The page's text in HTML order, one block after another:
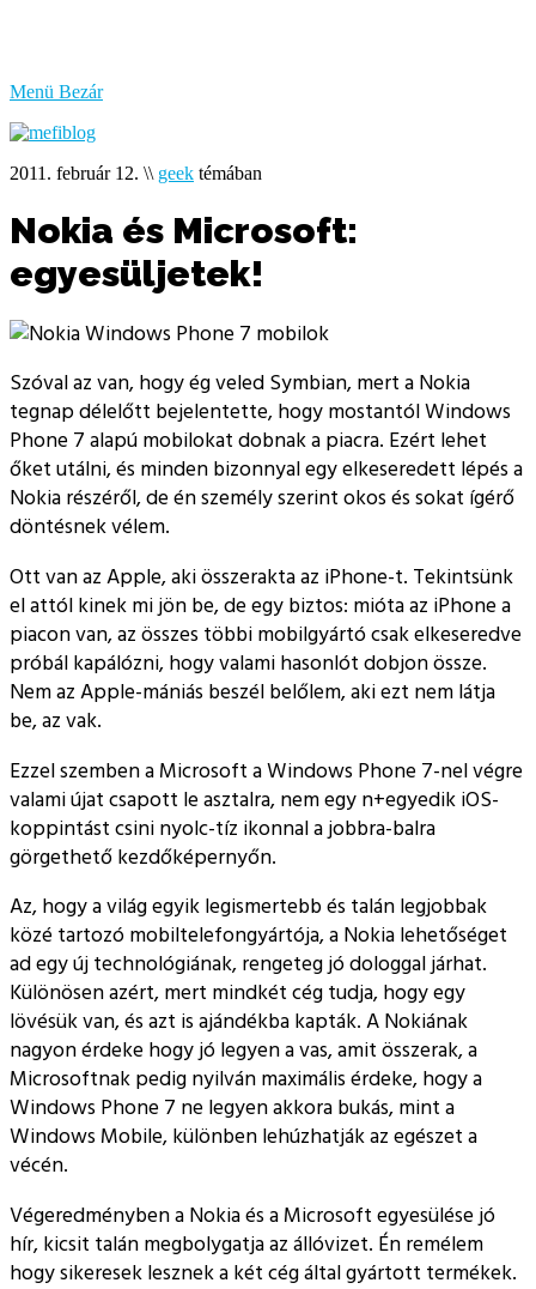
Menü Bezár
2011. február 12. \\ geek témában
Nokia és Microsoft:
egyesüljetek!
Szóval az van, hogy ég veled Symbian, mert a Nokia
tegnap délelőtt bejelentette, hogy mostantól Windows
Phone 7 alapú mobilokat dobnak a piacra. Ezért lehet
őket utálni, és minden bizonnyal egy elkeseredett lépés a
Nokia részéről, de én személy szerint okos és sokat ígérő
döntésnek vélem.
Ott van az Apple, aki összerakta az iPhone-t. Tekintsünk
el attól kinek mi jön be, de egy biztos: mióta az iPhone a
piacon van, az összes többi mobilgyártó csak elkeseredve
próbál kapálózni, hogy valami hasonlót dobjon össze.
Nem az Apple-mániás beszél belőlem, aki ezt nem látja
be, az vak.
Ezzel szemben a Microsoft a Windows Phone 7-nel végre
valami újat csapott le asztalra, nem egy n+egyedik iOS-
koppintást csini nyolc-tíz ikonnal a jobbra-balra
görgethető kezdőképernyőn.
Az, hogy a világ egyik legismertebb és talán legjobbak
közé tartozó mobiltelefongyártója, a Nokia lehetőséget
ad egy új technológiának, rengeteg jó dologgal járhat.
Különösen azért, mert mindkét cég tudja, hogy egy
lövésük van, és azt is ajándékba kapták. A Nokiának
nagyon érdeke hogy jó legyen a vas, amit összerak, a
Microsoftnak pedig nyilván maximális érdeke, hogy a
Windows Phone 7 ne legyen akkora bukás, mint a
Windows Mobile, különben lehúzhatják az egészet a
vécén.
Végeredményben a Nokia és a Microsoft egyesülése jó
hír, kicsit talán megbolygatja az állóvizet. Én remélem
hogy sikeresek lesznek a két cég által gyártott termékek.